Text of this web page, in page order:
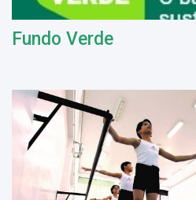
Fundo Verde